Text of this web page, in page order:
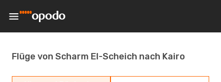
Flüge von Scharm El-Scheich nach Kairo